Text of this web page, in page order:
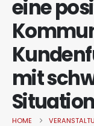
eine
mit
HOME